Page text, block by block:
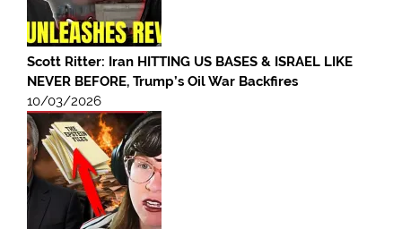
Scott Ritter: Iran HITTING US BASES & ISRAEL LIKE
NEVER BEFORE, Trump’s Oil War Backfires
10/03/2026